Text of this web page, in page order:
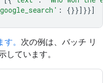
: {}}]}}]
。 次の例は、バッチ リ
しています。